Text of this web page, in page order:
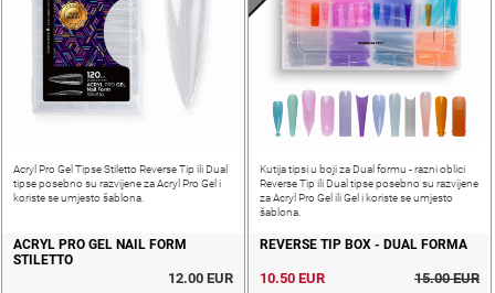
Acryl Pro Gel Tipse Stiletto Reverse Tip ili Dual
tipse posebno su razvijene za Acryl Pro Gel i
koriste se umjesto šablona.
ACRYL PRO GEL NAIL FORM
STILETTO
12.00 EUR
Kutija tipsi u boji za Dual formu - razni oblici
Reverse Tip ili Dual tipse posebno su razvijene
za Acryl Pro Gel ili Gel i koriste se umjesto
šablona.
REVERSE TIP BOX - DUAL FORMA
10.50 EUR 15.00 EUR